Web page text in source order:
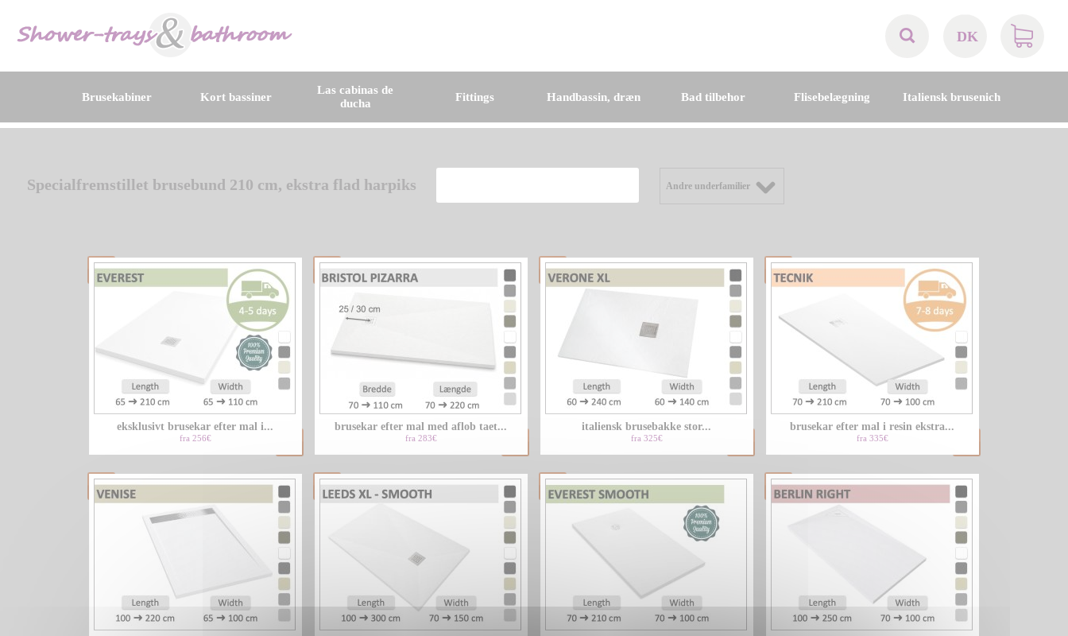
DK
BE
DK
EN
FR
LU
PL
Brusekabiner Kort bassiner
Las cabinas de
ducha
Fittings Handbassin, dræn Bad tilbehor Flisebelægning Italiensk brusenich
Specialfremstillet brusebund 210 cm, ekstra flad harpiks Andre underfamilier
eksklusivt brusekar efter mal i...
fra 256€
brusekar efter mal med aflob taet...
fra 283€
italiensk brusebakke stor...
fra 325€
brusekar efter mal i resin ekstra...
fra 335€